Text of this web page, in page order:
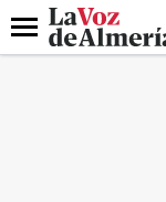
DESTACADO
Menú